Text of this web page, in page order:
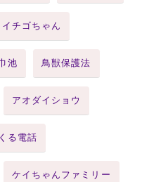
イチゴちゃん
池 鳥獣保護法
アオダイショウ
る電話
ケイちゃんファミリー